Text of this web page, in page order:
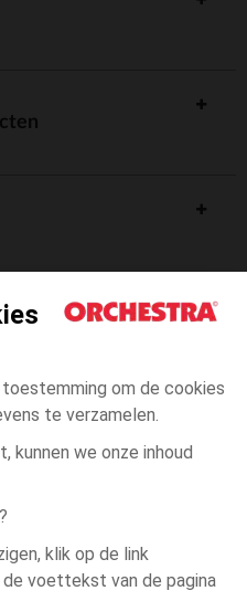
om de cookies
te verzamelen.
kunnen we onze inhoud
klik op de link
de voettekst van de pagina
16